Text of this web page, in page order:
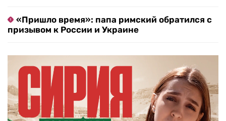
«Пришло время»: папа римский обратился с
призывом к России и Украине